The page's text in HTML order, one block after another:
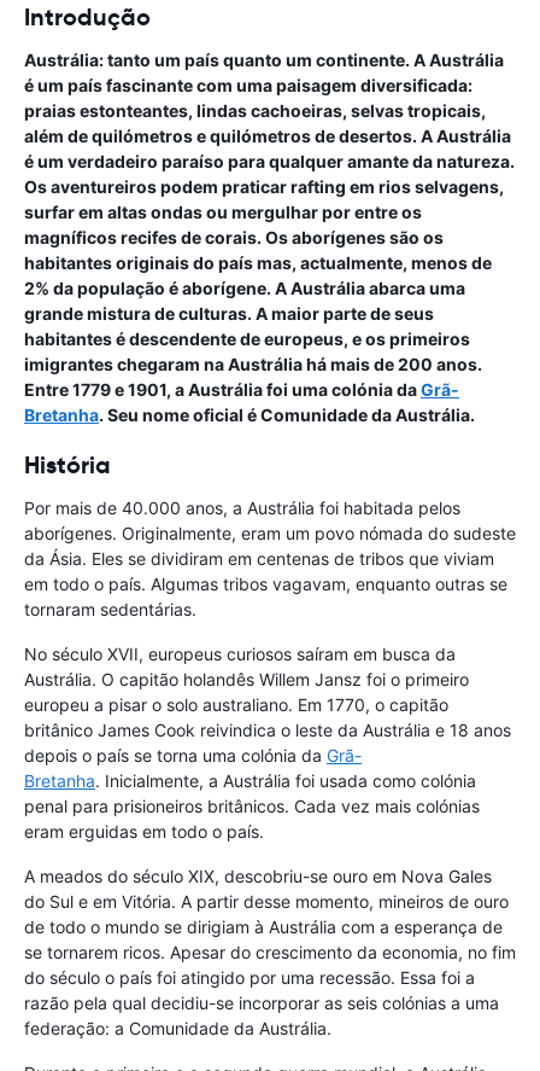
Introdução
Austrália: tanto um país quanto um continente. A Austrália
é um país fascinante com uma paisagem diversificada:
praias estonteantes, lindas cachoeiras, selvas tropicais,
além de quilómetros e quilómetros de desertos. A Austrália
é um verdadeiro paraíso para qualquer amante da natureza.
Os aventureiros podem praticar rafting em rios selvagens,
surfar em altas ondas ou mergulhar por entre os
magníficos recifes de corais. Os aborígenes são os
habitantes originais do país mas, actualmente, menos de
2% da população é aborígene. A Austrália abarca uma
grande mistura de culturas. A maior parte de seus
habitantes é descendente de europeus, e os primeiros
imigrantes chegaram na Austrália há mais de 200 anos.
Entre 1779 e 1901, a Austrália foi uma colónia daGrã-
Bretanha. Seu nome oficial é Comunidade da Austrália.
História
Por mais de 40.000 anos, a Austrália foi habitada pelos
aborígenes. Originalmente, eram um povo nómada do sudeste
da Ásia. Eles se dividiram em centenas de tribos que viviam
em todo o país. Algumas tribos vagavam, enquanto outras se
tornaram sedentárias.
No século XVII, europeus curiosos saíram em busca da
Austrália. O capitão holandês Willem Jansz foi o primeiro
europeu a pisar o solo australiano. Em 1770, o capitão
britânico James Cook reivindica o leste da Austrália e 18 anos
depois o país se torna uma colónia da Grã-
Bretanha. Inicialmente, a Austrália foi usada como colónia
penal para prisioneiros britânicos. Cada vez mais colónias
eram erguidas em todo o país.
A meados do século XIX, descobriu-se ouro em Nova Gales
do Sul e em Vitória. A partir desse momento, mineiros de ouro
de todo o mundo se dirigiam à Austrália com a esperança de
se tornarem ricos. Apesar do crescimento da economia, no fim
do século o país foi atingido por uma recessão. Essa foi a
razão pela qual decidiu-se incorporar as seis colónias a uma
federação: a Comunidade da Austrália.